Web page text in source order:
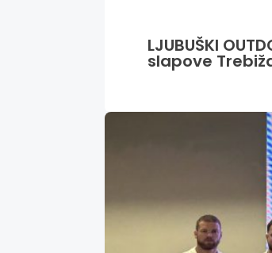
LJUBUŠKI
slapove